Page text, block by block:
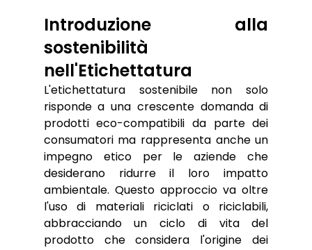
Introduzione alla
sostenibilità
nell'Etichettatura
L'etichettatura sostenibile non solo
risponde a una crescente domanda di
prodotti eco-compatibili da parte dei
consumatori ma rappresenta anche un
impegno etico per le aziende che
desiderano ridurre il loro impatto
ambientale. Questo approccio va oltre
l'uso di materiali riciclati o riciclabili,
abbracciando un ciclo di vita del
prodotto che considera l'origine dei